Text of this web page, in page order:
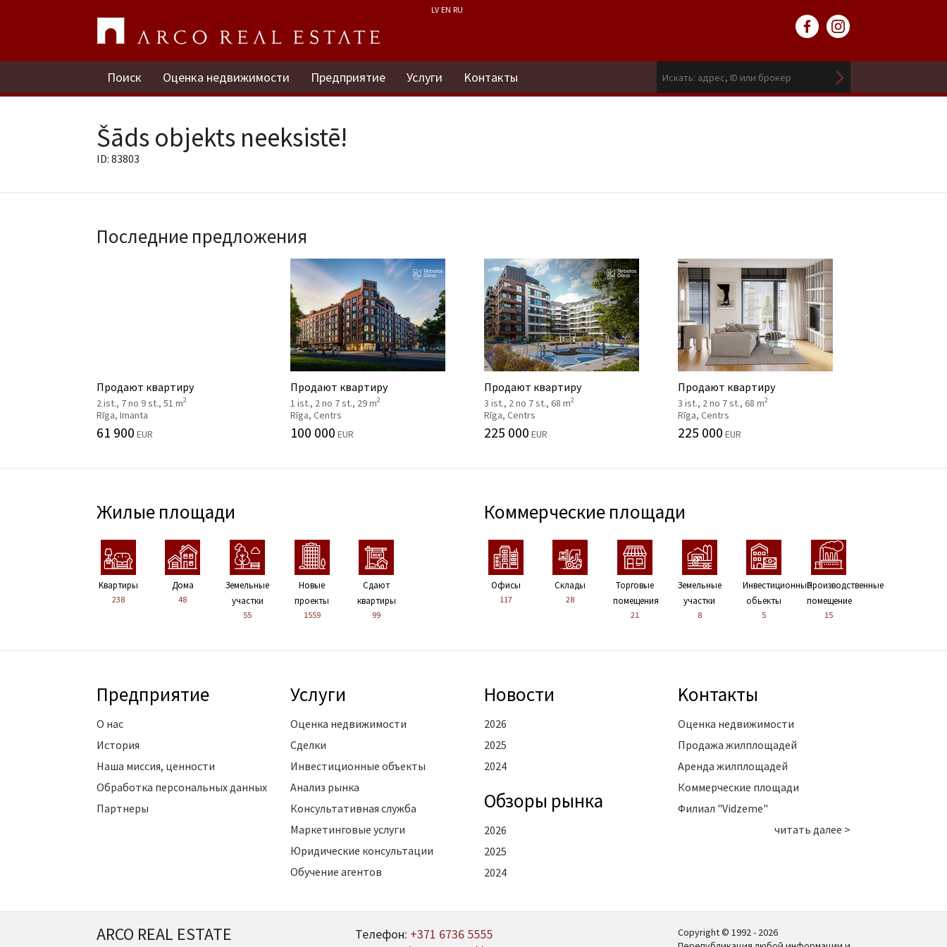
LV EN RU
Поиск Оценка недвижимости Предприятие Услуги Kонтакты
Šāds objekts neeksistē!
ID: 83803
Последние предложения
Продают квартиру
2 ist., 7 no 9 st., 51 m2
Rīga, Imanta
61 900 EUR
Продают квартиру
1 ist., 2 no 7 st., 29 m2
Rīga, Centrs
100 000 EUR
Продают квартиру
3 ist., 2 no 7 st., 68 m2
Rīga, Centrs
225 000 EUR
Продают квартиру
3 ist., 2 no 7 st., 68 m2
Rīga, Centrs
225 000 EUR
Жилые площади
Kвартиры
238
Дома
48
Земельные
участки
55
Новые
проекты
1559
Сдают
квартиры
99
Коммерческие площади
Офисы
117
Склады
28
Торговые
помещения
21
Земельные
участки
8
Инвестиционные
обьекты
5
Производственные
помещение
15
Предприятие
О нас
История
Наша миссия, ценности
Обработка персональных данных
Партнеры
Услуги
Оценка недвижимости
Сделки
Инвестиционные объекты
Анализ рынка
Консультативная служба
Маркетинговые услуги
Юридические консультации
Обучение агентов
Новости
2026
2025
2024
Oбзоры рынка
2026
2025
2024
Kонтакты
Оценка недвижимости
Продажа жилплощадей
Аренда жилплощадей
Коммерческие площади
Филиал "Vidzeme"
читать далее >
ARCO REAL ESTATE Телефон: +371 6736 5555
Copyright © 1992 - 2026